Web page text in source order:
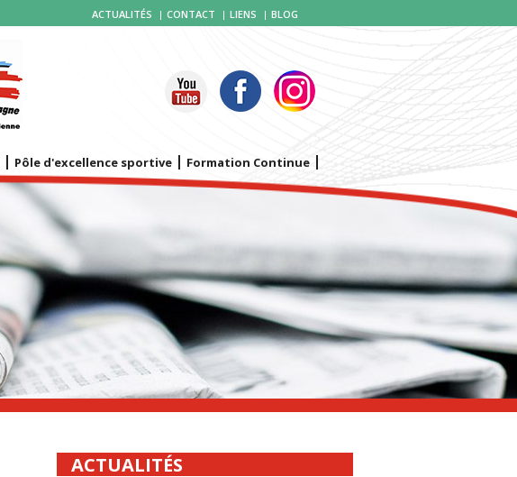
ACTUALITÉS CONTACT LIENS BLOG
Pôle d'excellence sportive Formation Continue
ACTUALITÉS
Deux voies d’accès complémentaires, pour les bacs
professionnels biqualifiants proposés par le […]
A l’occasion des 40 ans du bac pro, une table ronde
« Parcours […]
LIEN VERS PRONOTE
PRONOTE
INSCRIPTIONS ANNEE SCOLAIRE 2026-2027
PLANNING DE RENTREE 2026 TROUSSEAU INTERNAT
FOURNITURES SCOLAIRES FRANÇAIS – HISTOIRE